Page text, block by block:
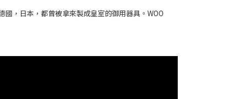
，日本，都曾被拿來製成皇室的御用器具。WOO